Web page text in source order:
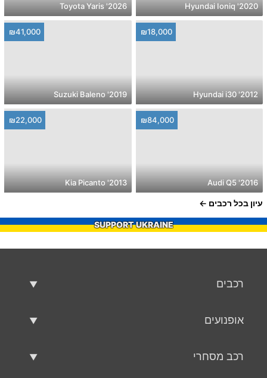
2020' Hyundai Ioniq
2026' Toyota Yaris
₪18,000
2012' Hyundai i30
₪41,000
2019' Suzuki Baleno
₪84,000
2016' Audi Q5
₪22,000
2013' Kia Picanto
עיון בכל רכבים
SUPPORT UKRAINE
רכבים
אופנועים
רכב מסחרי